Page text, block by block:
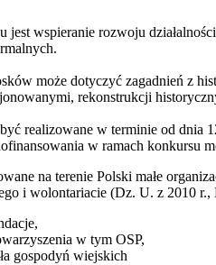
jest wspieranie rozwoju
może dotyczyć zagadnień z
rekonstrukcji
realizowane w terminie od dnia
w ramach konkursu
na terenie Polski małe
i wolontariacie (Dz. U. z 2010
w tym OSP,
gospodyń wiejskich